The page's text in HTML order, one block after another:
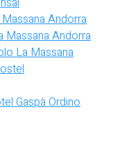
Andorra
Massana Andorra
La Massana
Gaspà Ordino